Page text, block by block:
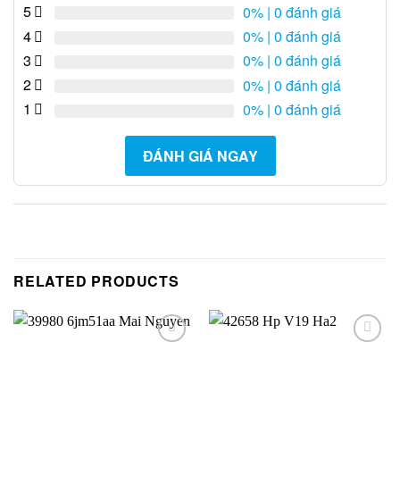
5 0% | 0 đánh giá
4
0% | 0 đánh giá
3
0% | 0 đánh giá
2
0% | 0 đánh giá
1
0% | 0 đánh giá
ĐÁNH GIÁ NGAY
RELATED PRODUCTS